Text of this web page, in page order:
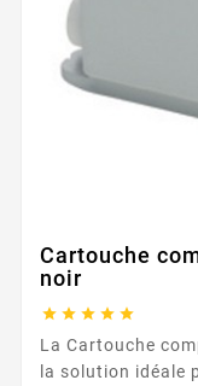
Cartouche
noir
    
La Cartouche compatible BROTHER LC1000 noir est
la solution idéale